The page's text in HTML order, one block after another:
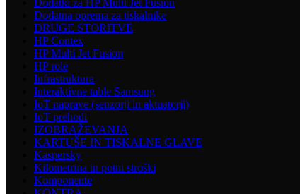
Dodatki za HP Multi Jet Fusion
Dodatna oprema za tiskalnike
DRUGE STORITVE
HP Contex
HP Multi Jet Fusion
HP role
Infrastruktura
Interaktivne table Samsung
IoT naprave (senzorji in aktuatorji)
IoT prehodi
IZOBRAŽEVANJA
KARTUŠE IN TISKALNE GLAVE
Kaspersky
Kilometrina in potni stroški
Komponente